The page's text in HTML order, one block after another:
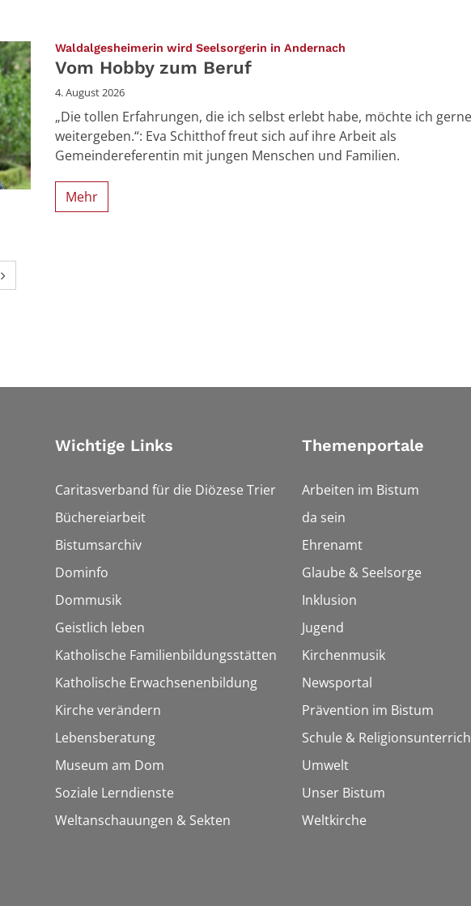
Waldalgesheimerin wird Seelsorgerin in Andernach
Vom Hobby zum Beruf
4. August 2026
„Die tollen Erfahrungen, die ich selbst erlebt habe, möchte ich gerne
weitergeben.“: Eva Schitthof freut sich auf ihre Arbeit als
Gemeindereferentin mit jungen Menschen und Familien.
Mehr
Nächste Seite
Wichtige Links
Caritasverband für die Diözese Trier
Büchereiarbeit
Bistumsarchiv
Dominfo
Dommusik
Geistlich leben
Katholische Familienbildungsstätten
Katholische Erwachsenenbildung
Kirche verändern
Lebensberatung
Museum am Dom
Soziale Lerndienste
Weltanschauungen & Sekten
Themenportale
Arbeiten im Bistum
da sein
Ehrenamt
Glaube & Seelsorge
Inklusion
Jugend
Kirchenmusik
Newsportal
Prävention im Bistum
Schule &
Umwelt
Unser Bistum
Weltkirche